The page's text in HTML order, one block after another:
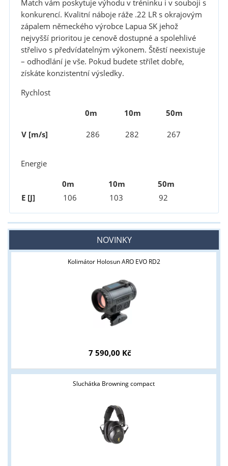
Match vám poskytuje výhodu v tréninku i v souboji s
konkurencí. Kvalitní náboje ráže .22 LR s okrajovým
zápalem německého výrobce Lapua SK jehož
nejvyšší prioritou je cenově dostupné a spolehlivé
střelivo s předvídatelným výkonem. Štěstí neexistuje
– odhodlání je vše. Pokud budete střílet dobře,
získáte konzistentní výsledky.
Rychlost
0m
10m
50m
V [m/s]
286 282 267
Energie
0m
10m
50m
E [J]
106 103 92
NOVINKY
Kolimátor Holosun ARO EVO RD2
7 590,00 Kč
Sluchátka Browning compact